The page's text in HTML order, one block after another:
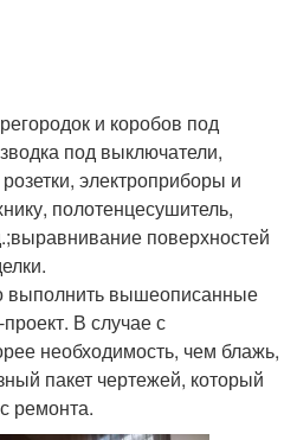
и коробов под
под выключатели,
электроприборы и
полотенцесушитель,
поверхностей
выполнить вышеописанные
В случае с
необходимость, чем блажь,
пакет чертежей, который
ремонта.